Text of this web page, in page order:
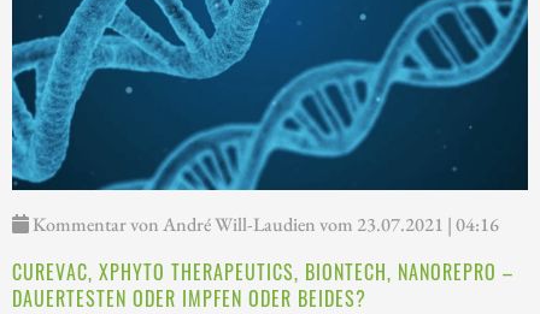
Kommentar von André Will-Laudien vom 23.07.2021 | 04:16
CUREVAC, XPHYTO THERAPEUTICS, BIONTECH, NANOREPRO –
DAUERTESTEN ODER IMPFEN ODER BEIDES?